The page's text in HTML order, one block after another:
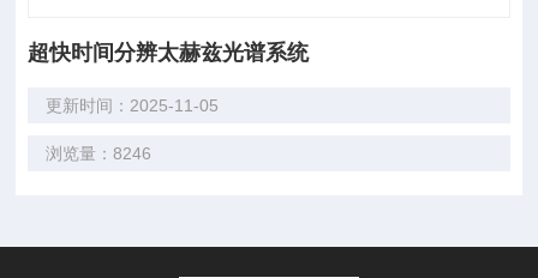
超快时间分辨太赫兹光谱系统
更新时间：2025-11-05
浏览量：8246